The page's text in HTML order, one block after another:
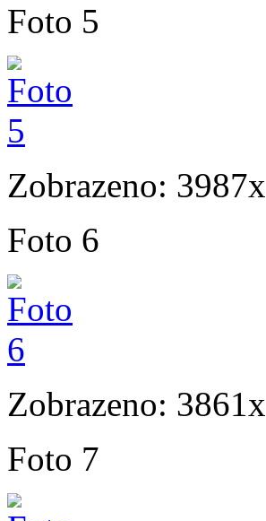
Foto 5
Zobrazeno: 3987x
Foto 6
Zobrazeno: 3861x
Foto 7